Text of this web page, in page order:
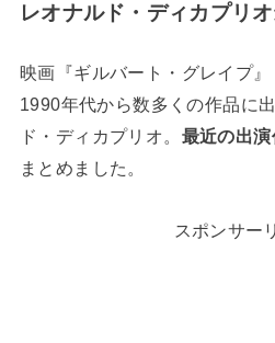
レオナルド・ディカプリ
映画『ギルバート・グレイプ』
1990年代から数多くの作品に
ド・ディカプリオ。 最近の出
まとめました。
スポンサー